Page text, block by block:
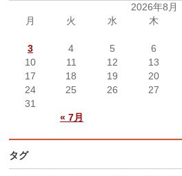
2026年8月
月
火 水 木
« 7月
3
4 5 6
10
11 12 13
17
18 19 20
24
25 26 27
31
タグ